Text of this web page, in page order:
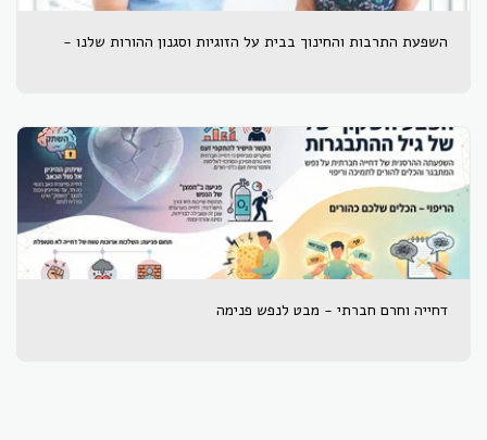
השפעת התרבות והחינוך בבית על הזוגיות וסגנון ההורות שלנו -
דחייה וחרם חברתי - מבט לנפש פנימה